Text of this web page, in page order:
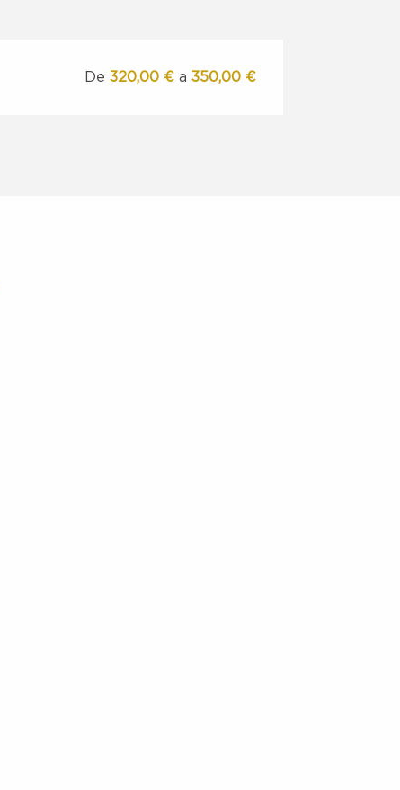
De320,00 € a350,00 €